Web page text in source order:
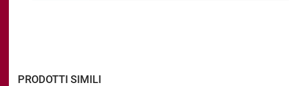
PRODOTTI SIMILI